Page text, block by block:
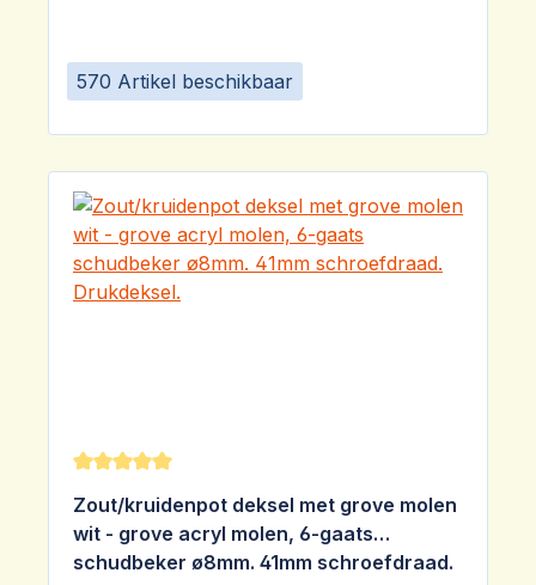
570 Artikel beschikbaar
Gemiddelde waardering van 5 van 5 sterren
Zout/kruidenpot deksel met grove molen
wit - grove acryl molen, 6-gaats
schudbeker ø8mm. 41mm schroefdraad.